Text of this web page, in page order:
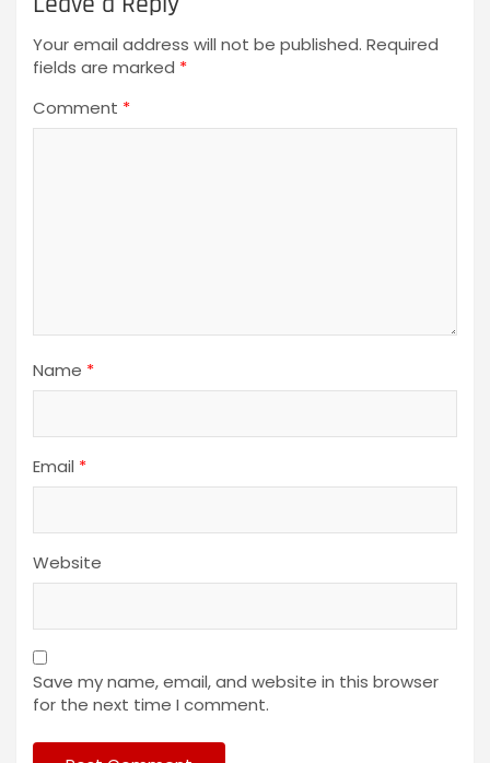
Your email address will not be published. Required
fields are marked *
Comment *
Name *
Email *
Website
Save my name, email, and website in this browser
for the next time I comment.